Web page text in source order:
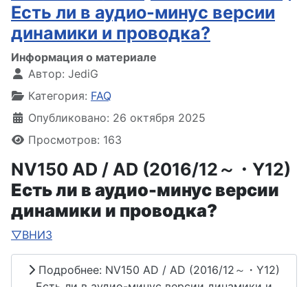
Есть ли в аудио-минус версии
динамики и проводка?
Информация о материале
Автор: JediG
Категория: FAQ
Опубликовано: 26 октября 2025
Просмотров: 163
NV150 AD / AD (2016/12～・Y12)
Есть ли в аудио-минус версии
динамики и проводка?
▽ВНИЗ
Подробнее: NV150 AD / AD (2016/12～・Y12)